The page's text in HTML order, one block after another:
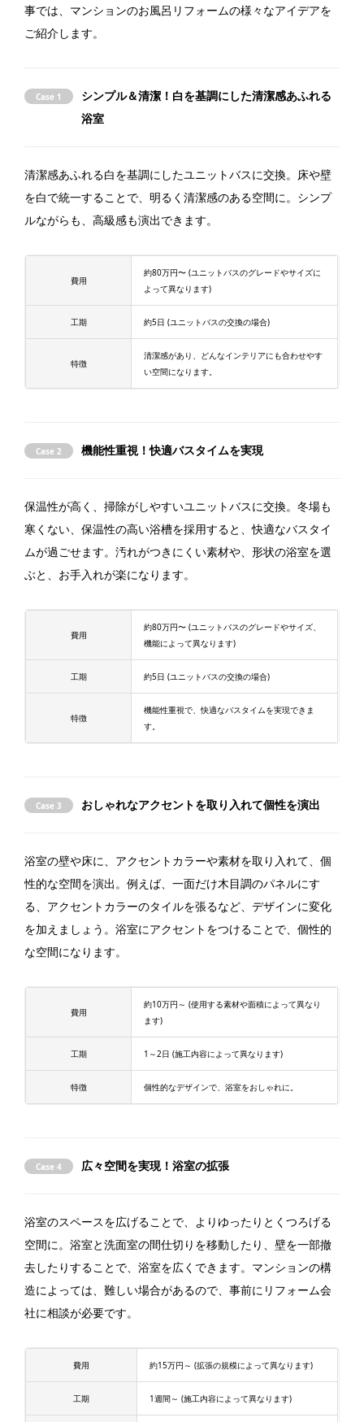
事では、マンションのお風呂リフォームの様々なアイデアを
ご紹介します。
Case 1
シンプル＆清潔！白を基調にした清潔感あふれる
浴室
清潔感あふれる白を基調にしたユニットバスに交換。床や壁
を白で統一することで、明るく清潔感のある空間に。シンプ
ルながらも、高級感も演出できます。
費用
約80万円〜 (ユニットバスのグレードやサイズに
よって異なります)
工期 約5日 (ユニットバスの交換の場合)
特徴
清潔感があり、どんなインテリアにも合わせやす
い空間になります。
Case 2 機能性重視！快適バスタイムを実現
保温性が高く、掃除がしやすいユニットバスに交換。冬場も
寒くない、保温性の高い浴槽を採用すると、快適なバスタイ
ムが過ごせます。汚れがつきにくい素材や、形状の浴室を選
ぶと、お手入れが楽になります。
費用
約80万円〜 (ユニットバスのグレードやサイズ、
機能によって異なります)
工期 約5日 (ユニットバスの交換の場合)
特徴
機能性重視で、快適なバスタイムを実現できま
す。
Case 3 おしゃれなアクセントを取り入れて個性を演出
浴室の壁や床に、アクセントカラーや素材を取り入れて、個
性的な空間を演出。例えば、一面だけ木目調のパネルにす
る、アクセントカラーのタイルを張るなど、デザインに変化
を加えましょう。浴室にアクセントをつけることで、個性的
な空間になります。
費用
約10万円～ (使用する素材や面積によって異なり
ます)
工期 1～2日 (施工内容によって異なります)
特徴 個性的なデザインで、浴室をおしゃれに。
Case 4 広々空間を実現！浴室の拡張
浴室のスペースを広げることで、よりゆったりとくつろげる
空間に。浴室と洗面室の間仕切りを移動したり、壁を一部撤
去したりすることで、浴室を広くできます。マンションの構
造によっては、難しい場合があるので、事前にリフォーム会
社に相談が必要です。
費用 約15万円～ (拡張の規模によって異なります)
工期 1週間～ (施工内容によって異なります)